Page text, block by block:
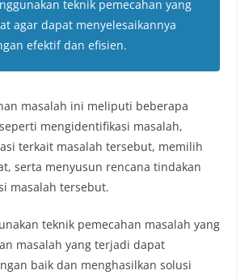
teknik pemecahan yang
agar dapat menyelesaikannya
efektif dan efisien.
masalah ini meliputi beberapa
mengidentifikasi masalah,
terkait masalah tersebut, memilih
serta menyusun rencana tindakan
masalah tersebut.
teknik pemecahan masalah yang
masalah yang terjadi dapat
baik dan menghasilkan solusi